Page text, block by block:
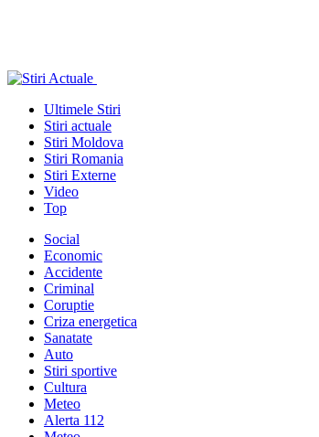
Ultimele Stiri
Stiri actuale
Stiri Moldova
Stiri Romania
Stiri Externe
Video
Top
Social
Economic
Accidente
Criminal
Coruptie
Criza energetica
Sanatate
Auto
Stiri sportive
Cultura
Meteo
Alerta 112